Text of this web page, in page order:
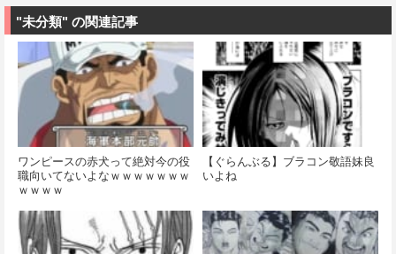
"未分類" の関連記事
ワンピースの赤犬って絶対今の役
職向いてないよなｗｗｗｗｗｗｗ
ｗｗｗｗ
【ぐらんぶる】ブラコン敬語妹良
いよね